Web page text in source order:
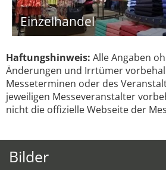
Einzelhandel
Haftungshinweis: Alle Angaben
Änderungen und Irrtümer
Messeterminen oder des
jeweiligen Messeveranstalter
nicht die offizielle Webseite der
Bilder